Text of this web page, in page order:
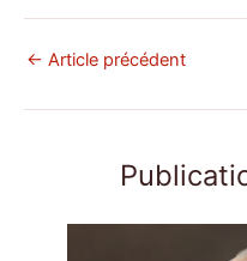
← Article précédent